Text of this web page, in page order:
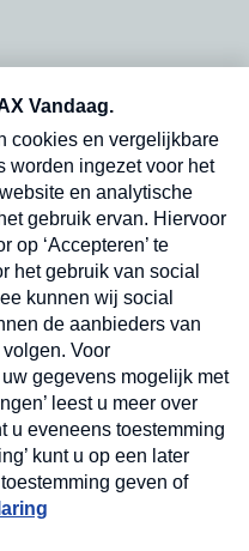
dinsdagochtend in
Verzend
op onze
in uw